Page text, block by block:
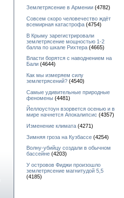
Землетрясение в Армении (4782)
Совсем скоро человечество ждёт
всемирная катастрофа (4754)
В Крыму зарегистрировали
землетрясение мощностью 1-2
балла по шкале Рихтера (4665)
Власти борятся с наводнением на
Бали (4644)
Как мы измеряем силу
землетрясений? (4540)
Самые удивительные природные
феномены (4481)
Йеллоустоун взорвется осенью и в
мире начнется Апокалипсис (4357)
Изменение климата (4271)
Зимняя гроза на Кузбассе (4254)
Волну-убийцу создали в обычном
бассейне (4203)
У островов Фиджи произошло
землетрясение магнитудой 5,5
(4185)